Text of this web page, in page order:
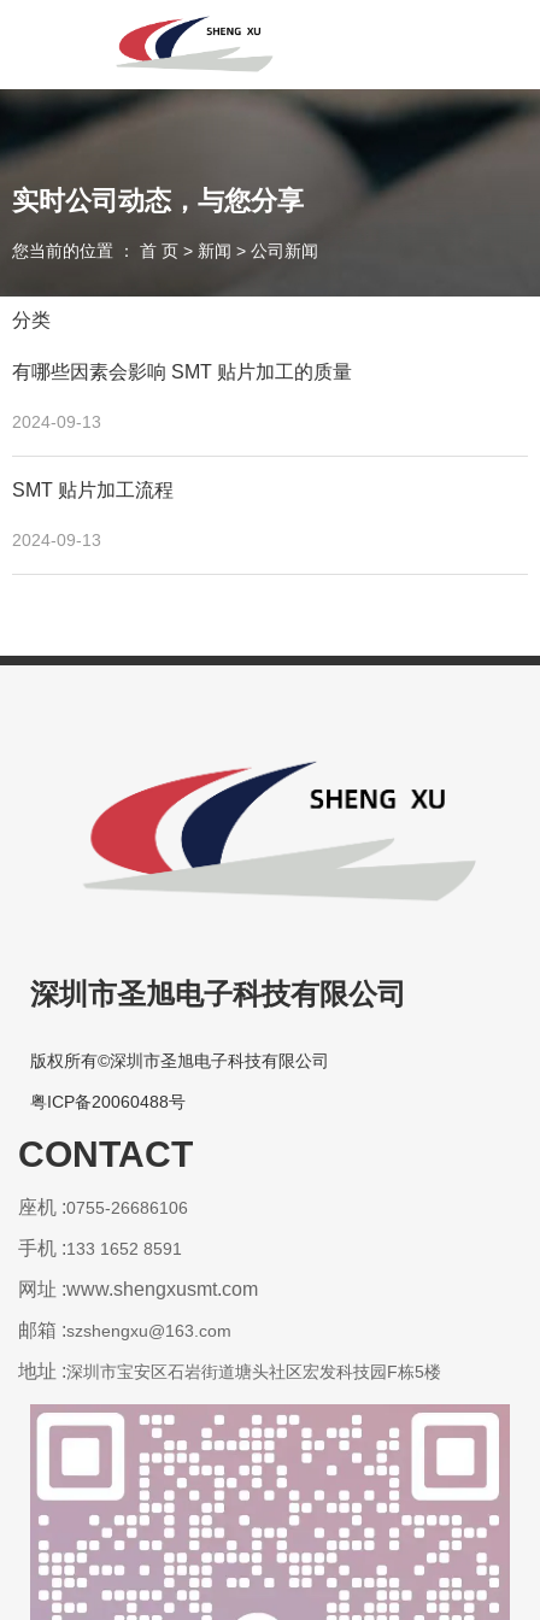
深圳市圣旭电子科技有限公司，主营SMT贴片、DIP插件、组装来料
加工及代工代料PCBA业务！欢迎咨询！
专注于贴片加工、SMT贴片加工生产
实时公司动态，与您分享
您当前的位置 ： 首 页 > 新闻 > 公司新闻
分类
有哪些因素会影响 SMT 贴片加工的质量
2024-09-13
SMT 贴片加工流程
2024-09-13
深圳市圣旭电子科技有限公司
版权所有©深圳市圣旭电子科技有限公司
粤ICP备20060488号
CONTACT
座机 :0755-26686106
手机 :133 1652 8591
网址 :www.shengxusmt.com
邮箱 :szshengxu@163.com
地址 :深圳市宝安区石岩街道塘头社区宏发科技园F栋5楼